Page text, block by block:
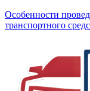
Особенности
транспортного